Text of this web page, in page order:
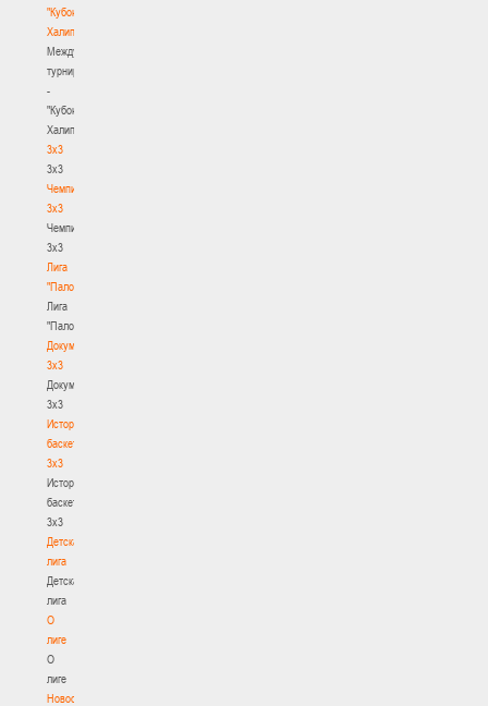
"Кубок
Халипского"
Международный
турнир
-
"Кубок
Халипского"
3x3
3x3
Чемпионат
3х3
Чемпионат
3х3
Лига
"Палова"
Лига
"Палова"
Документы
3х3
Документы
3х3
История
баскетбола
3х3
История
баскетбола
3х3
Детская
лига
Детская
лига
О
лиге
О
лиге
Новости